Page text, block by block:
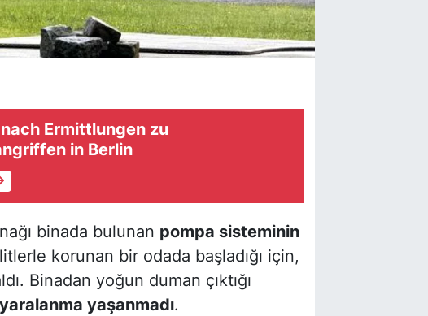
Ermittlungen zu
in Berlin
binada bulunan pompa sisteminin
korunan bir odada başladığı için,
Binadan yoğun duman çıktığı
yaşanmadı.